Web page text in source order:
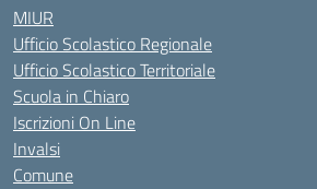
MIUR
Ufficio Scolastico Regionale
Ufficio Scolastico Territoriale
Scuola in Chiaro
Iscrizioni On Line
Invalsi
Comune